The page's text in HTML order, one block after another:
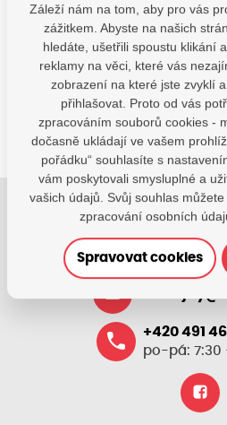
Máte
Kontaktujte
Jsme tu pro
Jsme k dispozici, pokud
+420 491
po-pá: 7:30
Záleží nám na tom, aby pro vás
zážitkem. Abyste na našich
hledáte, ušetřili spoustu klikání
reklamy na věci, které vás
zobrazení na které jste zvyklí
přihlašovat. Proto od vás
zpracováním souborů cookies -
dočasně ukládají ve vašem
pořádku“ souhlasíte s
vám poskytovali smysluplné a
vašich údajů. Svůj souhlas
zpracování osobních
Spravovat cookies